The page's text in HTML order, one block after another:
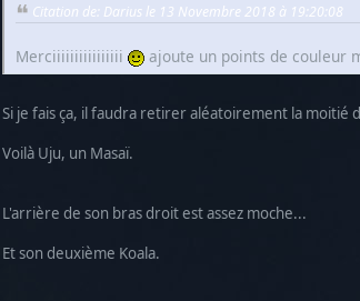
Citation de: Darius le 13 Novembre 2018 à 19:20:08
Merciiiiiiiiiiiiiiii ajoute un points de couleur
Si je fais ça, il faudra retirer aléatoirement la moitié
Voilà Uju, un Masaï.
L'arrière de son bras droit est assez moche...
Et son deuxième Koala.